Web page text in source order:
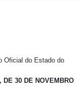
Oficial do Estado do
DE 30 DE NOVEMBRO